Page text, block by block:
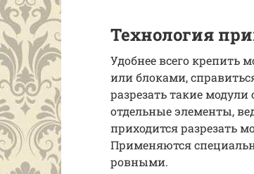
Технология
Удобнее всего крепить
или блоками,
разрезать такие
отдельные элементы,
приходится разрезать
Применяются
ровными.